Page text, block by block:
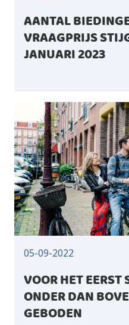
AANTAL
VRAAGPRIJS
JANUARI 2023
05-09-2022
VOOR HET
ONDER DAN
GEBODEN